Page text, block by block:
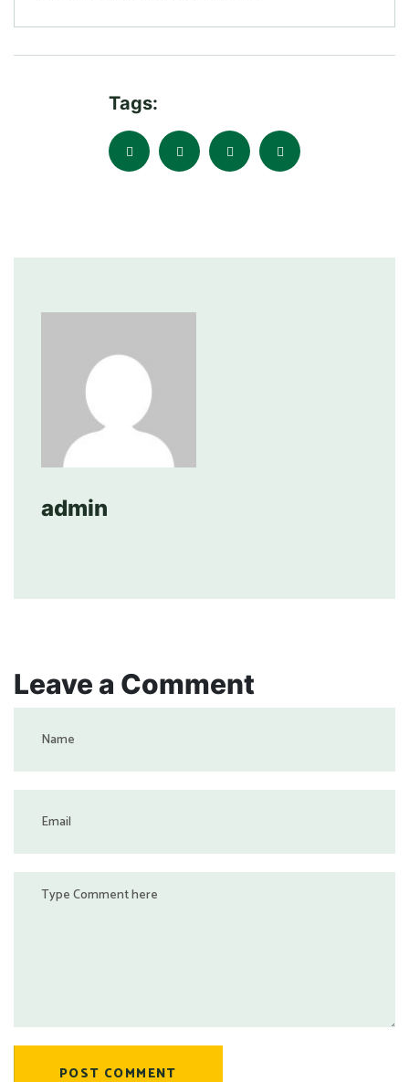
Tags:
admin
Leave a Comment
POST COMMENT